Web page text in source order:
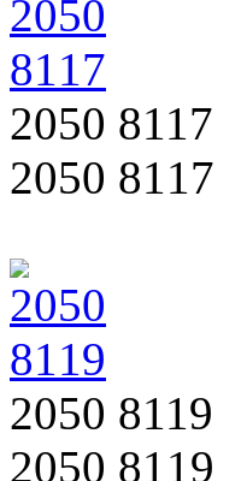
2050 8117
2050 8117
2050 8119
2050 8119